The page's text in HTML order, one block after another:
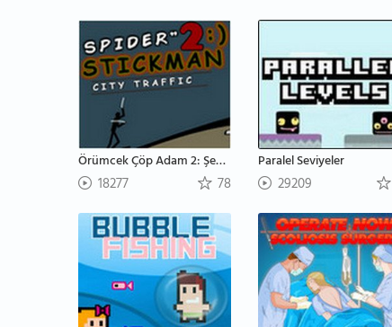
Örümcek Çöp Adam 2: Şehir Trafiği
18277 78
Paralel Seviyeler
29209